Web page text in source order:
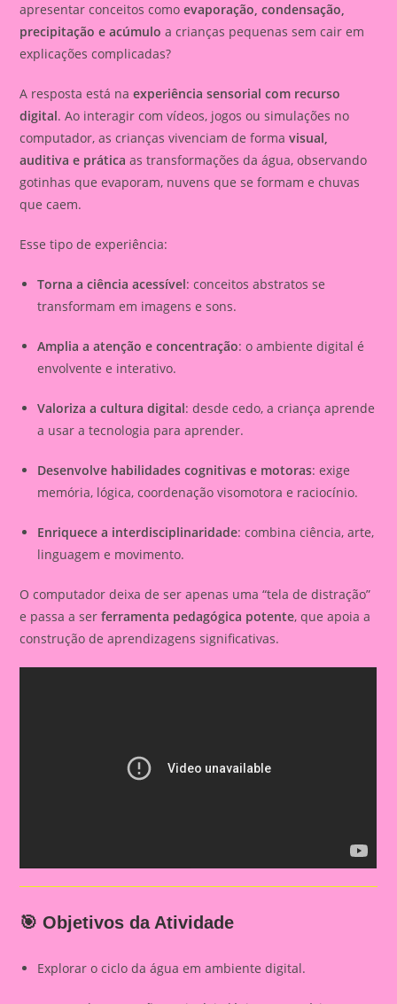
apresentar conceitos comoevaporação, condensação,
precipitação e acúmulo a crianças pequenas sem cair em
explicações complicadas?
A resposta está naexperiência sensorial com recurso
digital. Ao interagir com vídeos, jogos ou simulações no
computador, as crianças vivenciam de formavisual,
auditiva e prática as transformações da água, observando
gotinhas que evaporam, nuvens que se formam e chuvas
que caem.
Esse tipo de experiência:
Torna a ciência acessível: conceitos abstratos se
transformam em imagens e sons.
Amplia a atenção e concentração: o ambiente digital é
envolvente e interativo.
Valoriza a cultura digital: desde cedo, a criança aprende
a usar a tecnologia para aprender.
Desenvolve habilidades cognitivas e motoras: exige
memória, lógica, coordenação visomotora e raciocínio.
Enriquece a interdisciplinaridade: combina ciência, arte,
linguagem e movimento.
O computador deixa de ser apenas uma “tela de distração”
e passa a serferramenta pedagógica potente, que apoia a
construção de aprendizagens significativas.
🎯 Objetivos da Atividade
Explorar o ciclo da água em ambiente digital.